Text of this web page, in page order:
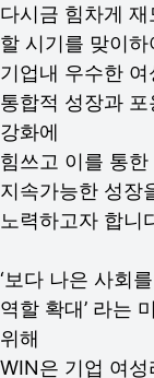
다시금 힘차게
할 시기를 맞이
기업내 우수한 여
통합적 성장과 포
강화에
힘쓰고 이를 통한
지속가능한 성장
노력하고자 합니
‘보다 나은 사회
역할 확대’ 라는
위해
WIN은 기업 여성